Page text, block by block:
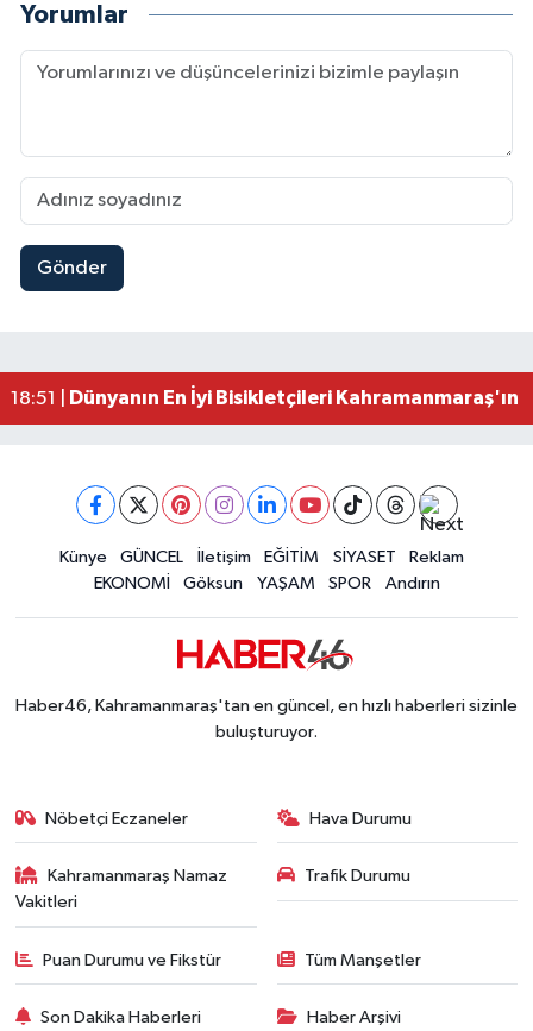
Yorumlar
Gönder
19:49 |Mersin'de Tatil Kabusu! Kahramanmaraşlı
18:51 |
Dünyanın En İyi Bisikletçileri Kahramanmaraş'ın
15:15 |Kahramanmaraş'ta Zehir Tacirlerine Eş Zamanlı
Kahramanmaraş'ta Pazarcık'a 38 Bin Ton
Kahramanmaraş'ta Müzik Dolu Akşam!
14:18 |Konserler Satışları Patlattı! Kahramanmaraş
Kahramanmaraş'ta 45 Milyon TL'lik Yatırım
13:53 |KAFUM'da Rock Gecesi! Zakkum
Kahramanmaraş-Göksun Yolunu Kullananlar
Kahramanmaraş'ın Tarihi Mirası İçin Ankara'da
Künye GÜNCEL İletişim EĞİTİM SİYASET
Reklam
EKONOMİ
Göksun YAŞAM SPOR Andırın
Haber46, Kahramanmaraş'tan en güncel, en hızlı haberleri sizinle
buluşturuyor.
Nöbetçi Eczaneler Hava Durumu
Kahramanmaraş Namaz
Vakitleri
Trafik Durumu
Puan Durumu ve Fikstür Tüm Manşetler
Son Dakika Haberleri Haber Arşivi